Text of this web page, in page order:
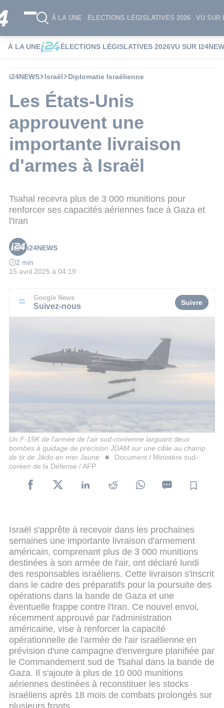
À LA UNE ÉLECTIONS LÉGISLATIVES 2026 VU SUR
À LA UNE ÉLECTIONS LÉGISLATIVES 2026VU SUR
i24NEWS Israël Diplomatie Israélienne
Les États-Unis
approuvent une
importante livraison
d'armes à Israël
Tsahal recevra plus de 3 000 munitions pour
renforcer ses capacités aériennes face à Gaza et
l'Iran
i24NEWS
2 min
15 avril 2025 à 04:19
Google News
Suivez-nous Suivre
Un F-15K de l'armée de l'air sud-coréenne larguant deux
bombes à guidage de précision JDAM sur une cible au champ
de tir de Jikdo en mer Jaune
Document / Ministère sud-
coréen de la Défense / AFP
Israël s'apprête à recevoir dans les prochaines
semaines une importante livraison d'armement
américain, comprenant plus de 3 000 munitions
destinées à son armée de l'air, ont déclaré lundi
des responsables israéliens. Cette livraison s'inscrit
dans le cadre des préparatifs pour la poursuite des
opérations dans la bande de Gaza et une
éventuelle frappe contre l'Iran. Ce nouvel envoi,
récemment approuvé par l'administration
américaine, vise à renforcer la capacité
opérationnelle de l'armée de l'air israélienne en
prévision d'une campagne d'envergure planifiée par
le Commandement sud de Tsahal dans la bande de
Gaza. Il s'ajoute à plus de 10 000 munitions
aériennes destinées à reconstituer les stocks
israéliens après 18 mois de combats prolongés sur
plusieurs fronts.